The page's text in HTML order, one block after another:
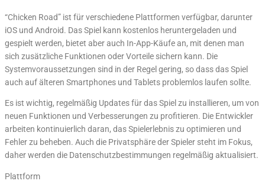
“Chicken Road” ist für verschiedene Plattformen verfügbar, darunter
iOS und Android. Das Spiel kann kostenlos heruntergeladen und
gespielt werden, bietet aber auch In-App-Käufe an, mit denen man
sich zusätzliche Funktionen oder Vorteile sichern kann. Die
Systemvoraussetzungen sind in der Regel gering, so dass das Spiel
auch auf älteren Smartphones und Tablets problemlos laufen sollte.
Es ist wichtig, regelmäßig Updates für das Spiel zu installieren, um von
neuen Funktionen und Verbesserungen zu profitieren. Die Entwickler
arbeiten kontinuierlich daran, das Spielerlebnis zu optimieren und
Fehler zu beheben. Auch die Privatsphäre der Spieler steht im Fokus,
daher werden die Datenschutzbestimmungen regelmäßig aktualisiert.
Plattform